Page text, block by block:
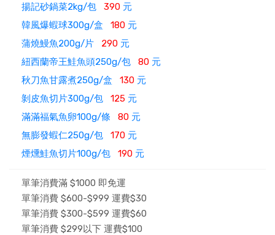
揚記砂鍋菜2kg/包 390 元
韓風爆蝦球300g/盒 180 元
蒲燒鰻魚200g/片 290 元
紐西蘭帝王鮭魚頭250g/包 80 元
秋刀魚甘露煮250g/盒 130 元
剝皮魚切片300g/包 125 元
滿滿福氣魚卵100g/條 80 元
無膨發蝦仁250g/包 170 元
煙燻鮭魚切片100g/包 190 元
單筆消費滿 $1000 即免運
單筆消費 $600-$999 運費$30
單筆消費 $300-$599 運費$60
單筆消費 $299以下 運費$100